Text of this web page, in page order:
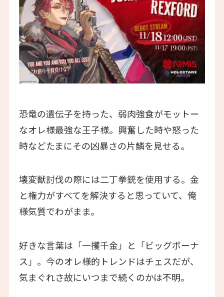
恐竜の遺伝子を持った、弱肉強食がモットー
なオレ様最強な王子様。興奮した時や怒った
時などたまにその凶暴さの片鱗を見せる。
壊変獣討伐の際には二丁拳銃を使用する。金
と権力がすべてを解決すると思っていて、俺
様気質でわがまま。
好きな言葉は「一攫千金」と「ビッグボーナ
ス」。今のオレ様的トレンドはチェスだが、
気まぐれさ故にいつまで続くのかは不明。